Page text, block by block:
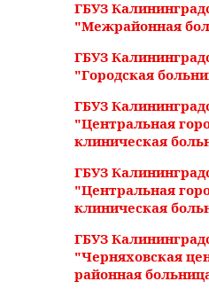
ГБУЗ
"Межрайонная
ГБУЗ
"Городская
ГБУЗ
"Центральная
клиническая
ГБУЗ
"Центральная
клиническая
ГБУЗ
"Черняховская
районная